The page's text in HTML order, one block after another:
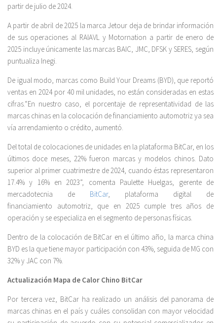
partir de julio de 2024.
A partir de abril de 2025 la marca Jetour deja de brindar información
de sus operaciones al RAIAVL y Motornation a partir de enero de
2025 incluye únicamente las marcas BAIC, JMC, DFSK y SERES, según
puntualiza Inegi.
De igual modo, marcas como Build Your Dreams (BYD), que reportó
ventas en 2024 por 40 mil unidades, no están consideradas en estas
cifras.“En nuestro caso, el porcentaje de representatividad de las
marcas chinas en la colocación de financiamiento automotriz ya sea
vía arrendamiento o crédito, aumentó.
Del total de colocaciones de unidades en la plataforma BitCar, en los
últimos doce meses, 22% fueron marcas y modelos chinos. Dato
superior al primer cuatrimestre de 2024, cuando éstas representaron
17.4% y 16% en 2023”, comenta Paulette Huelgas, gerente de
mercadotecnia de BitCar, plataforma digital de
financiamiento automotriz, que en 2025 cumple tres años de
operación y se especializa en el segmento de personas físicas.
Dentro de la colocación de BitCar en el último año, la marca china
BYD es la que tiene mayor participación con 43%, seguida de MG con
32% y JAC con 7%.
Actualización Mapa de Calor Chino BitCar
Por tercera vez, BitCar ha realizado un análisis del panorama de
marcas chinas en el país y cuáles consolidan con mayor velocidad